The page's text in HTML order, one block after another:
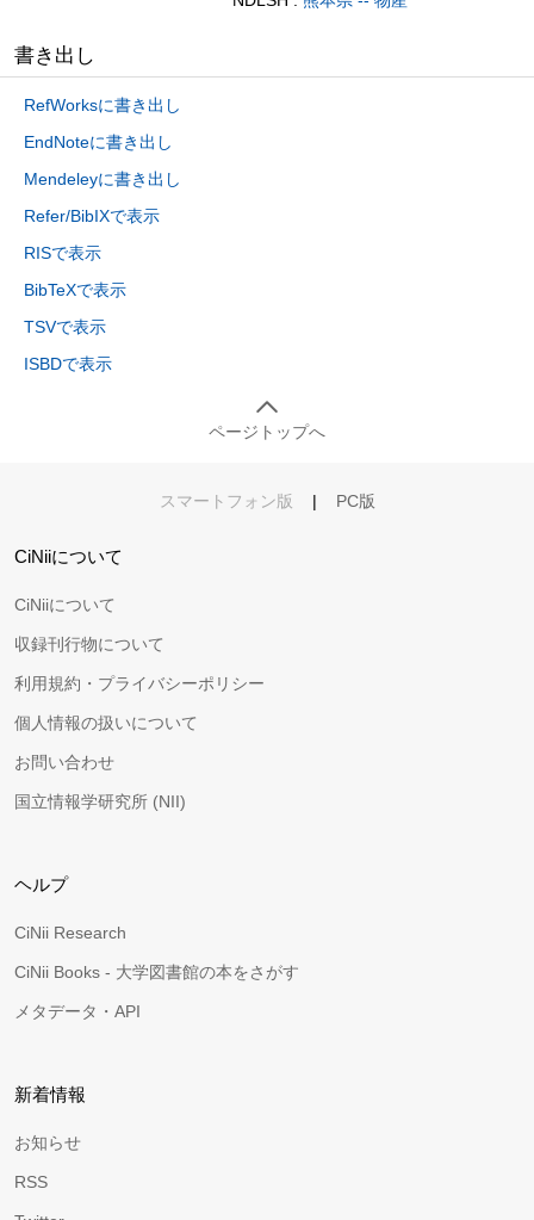
書き出し
RefWorksに書き出し
EndNoteに書き出し
Mendeleyに書き出し
Refer/BibIXで表示
RISで表示
BibTeXで表示
TSVで表示
ISBDで表示
ページトップへ
スマートフォン版 | PC版
CiNiiについて
CiNiiについて
収録刊行物について
利用規約・プライバシーポリシー
個人情報の扱いについて
お問い合わせ
国立情報学研究所 (NII)
ヘルプ
CiNii Research
CiNii Books - 大学図書館の本をさがす
メタデータ・API
新着情報
お知らせ
RSS